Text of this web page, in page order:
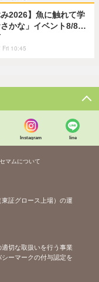
み2026】魚に触れて学
かな」イベント8/8…
Fri 10:45
Instagram line
マムについて
証グロース上場）の運
切な取扱いを行う事業
ーマークの付与認定を